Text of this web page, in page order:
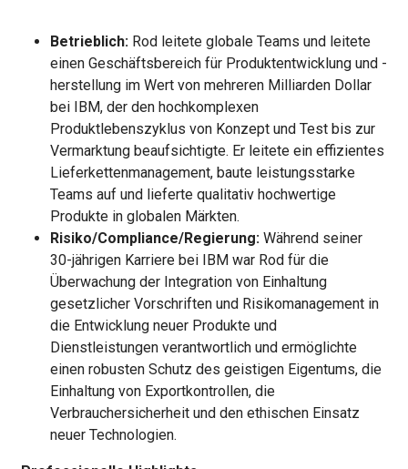
Betrieblich: Rod leitete globale Teams und leitete
einen Geschäftsbereich für Produktentwicklung und -
herstellung im Wert von mehreren Milliarden Dollar
bei IBM, der den hochkomplexen
Produktlebenszyklus von Konzept und Test bis zur
Vermarktung beaufsichtigte. Er leitete ein effizientes
Lieferkettenmanagement, baute leistungsstarke
Teams auf und lieferte qualitativ hochwertige
Produkte in globalen Märkten.
Risiko/Compliance/Regierung: Während seiner
30-jährigen Karriere bei IBM war Rod für die
Überwachung der Integration von Einhaltung
gesetzlicher Vorschriften und Risikomanagement in
die Entwicklung neuer Produkte und
Dienstleistungen verantwortlich und ermöglichte
einen robusten Schutz des geistigen Eigentums, die
Einhaltung von Exportkontrollen, die
Verbrauchersicherheit und den ethischen Einsatz
neuer Technologien.